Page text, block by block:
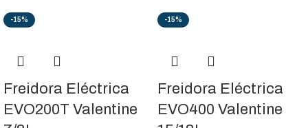
-15%
Freidora Eléctrica
EVO200T Valentine
-15%
Freidora Eléctrica
EVO400 Valentine